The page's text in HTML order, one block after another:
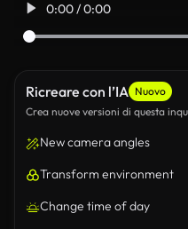
0:00 / 0:00
Ricreare con l’IA Nuovo
Crea nuove versioni di questa
New camera angles
Transform environment
Change time of day